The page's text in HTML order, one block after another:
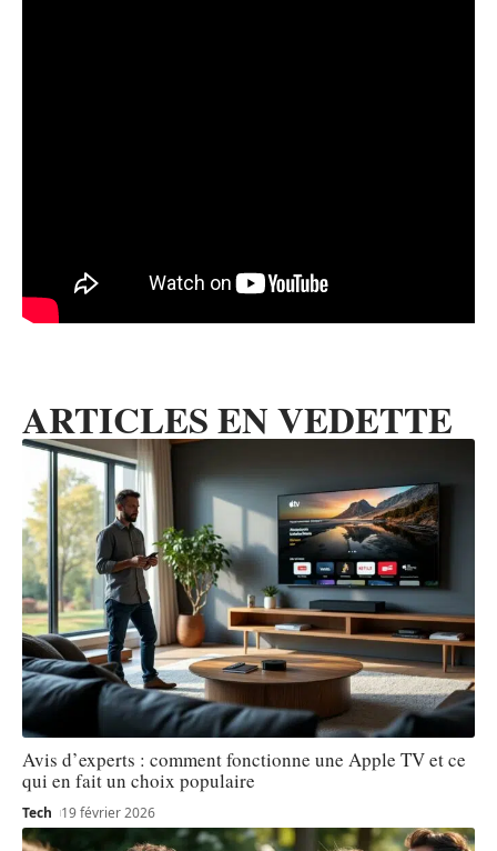
ARTICLES EN VEDETTE
Avis d’experts : comment fonctionne une Apple TV et ce
qui en fait un choix populaire
Tech 19 février 2026